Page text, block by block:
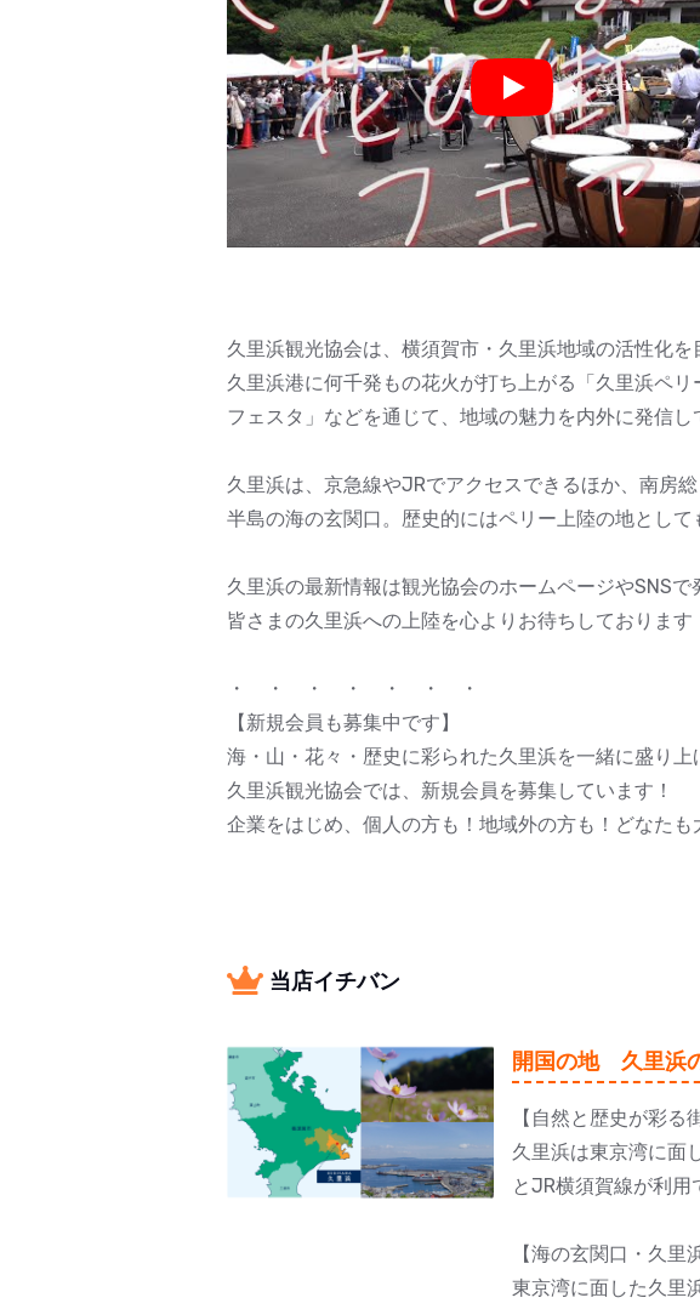
Play
久里浜観光協会は、横須賀市・久里浜地域の活性化
久里浜港に何千発もの花火が打ち上がる「久里浜ペ
フェスタ」などを通じて、地域の魅力を内外に発信し
久里浜は、京急線やJRでアクセスできるほか、南房
半島の海の玄関口。歴史的にはペリー上陸の地として
久里浜の最新情報は観光協会のホームページやSNSで
皆さまの久里浜への上陸を心よりお待ちしております
・ ・ ・ ・ ・ ・ ・
【新規会員も募集中です】
海・山・花々・歴史に彩られた久里浜を一緒に盛り上
久里浜観光協会では、新規会員を募集しています！
企業をはじめ、個人の方も！地域外の方も！どなたも
当店イチバン
開国の地 久里浜
【自然と歴史が彩る
久里浜は東京湾に面
とJR横須賀線が利用
【海の玄関口・久里
東京湾に面した久里